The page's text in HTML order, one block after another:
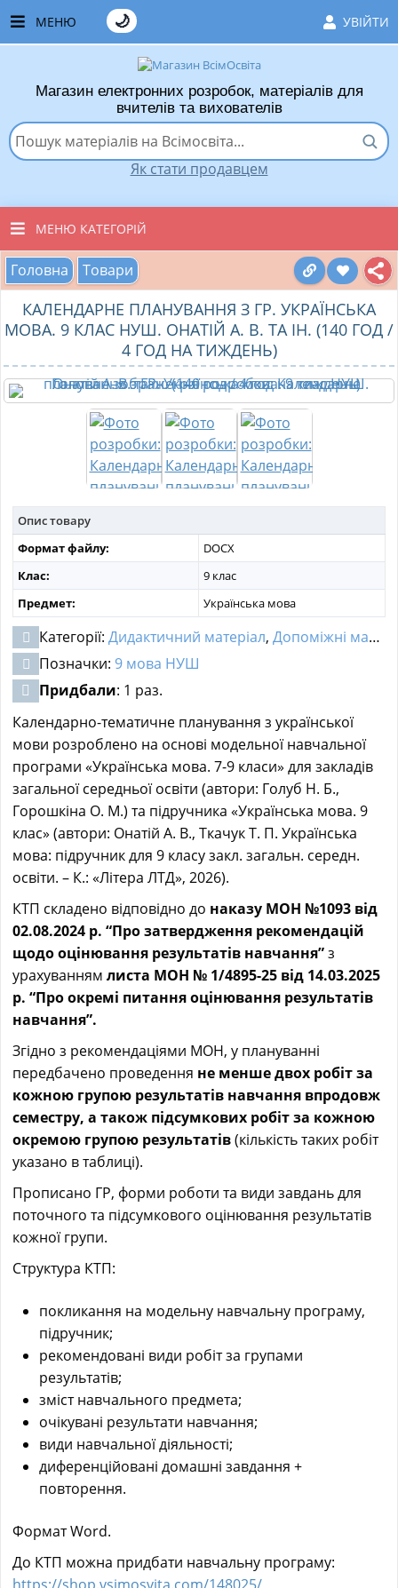
МЕНЮ УВІЙТИ
🌙
ЧАСТІ ЗАПИТАННЯ
ЯК ТУТ КУПУВАТИ
ЯК ТУТ ПРОДАВАТИ
ХІТИ ПРОДАЖУ
ВПОДОБАНІ ТОВАРИ
КОШИК
Магазин електронних розробок, матеріалів для
вчителів та вихователів
Як стати продавцем
МЕНЮ КАТЕГОРІЙ
ВСІ ТОВАРИ
ВИХОВАТЕЛЯМ ДНЗ
ПОЧАТКОВІ КЛАСИ
МАТЕРІАЛИ З ПРЕДМЕТІВ
РІЗНІ МАТЕРІАЛИ
НОВИНИ
Головна Товари
КАЛЕНДАРНЕ ПЛАНУВАННЯ З ГР. УКРАЇНСЬКА
МОВА. 9 КЛАС НУШ. ОНАТІЙ А. В. ТА ІН. (140 ГОД /
4 ГОД НА ТИЖДЕНЬ)
Опис товару
Формат файлу:
DOCX
Клас:
9 клас
Предмет:
Українська мова
Категорії: Дидактичний матеріал, Допоміжні матеріали
Позначки: 9 мова НУШ
Придбали: 1 раз.
Календарно-тематичне планування з української
мови розроблено на основі модельної навчальної
програми «Українська мова. 7-9 класи» для закладів
загальної середньої освіти (автори: Голуб Н. Б.,
Горошкіна О. М.) та підручника «Українська мова. 9
клас» (автори: Онатій А. В., Ткачук Т. П. Українська
мова: підручник для 9 класу закл. загальн. середн.
освіти. – К.: «Літера ЛТД», 2026).
КТП складено відповідно до наказу МОН №1093 від
02.08.2024 р. “Про затвердження рекомендацій
щодо оцінювання результатів навчання”з
урахуванням листа МОН № 1/4895-25 від 14.03.2025
р. “Про окремі питання оцінювання результатів
навчання”.
Згідно з рекомендаціями МОН, у плануванні
передбачено проведення не менше двох робіт за
кожною групою результатів навчання впродовж
семестру, а також підсумкових робіт за кожною
окремою групою результатів(кількість таких робіт
указано в таблиці).
Прописано ГР, форми роботи та види завдань для
поточного та підсумкового оцінювання результатів
кожної групи.
Структура КТП:
покликання на модельну навчальну програму,
підручник;
рекомендовані види робіт за групами
результатів;
зміст навчального предмета;
очікувані результати навчання;
види навчальної діяльності;
диференційовані домашні завдання +
повторення.
Формат Word.
До КТП можна придбати навчальну програму:
https://shop.vsimosvita.com/148025/